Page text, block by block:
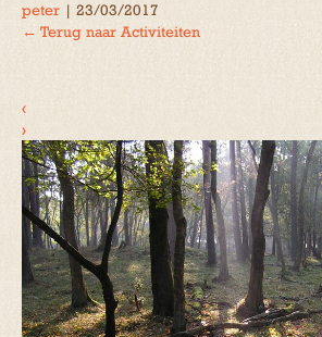
peter | 23/03/2017
← Terug naar Activiteiten
‹
›